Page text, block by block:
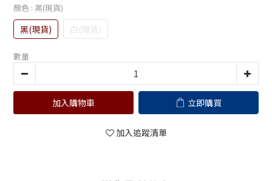
顏色 : 黑(現貨)
黑(現貨) 白(現貨)
數量
加入購物車 立即購買
加入追蹤清單